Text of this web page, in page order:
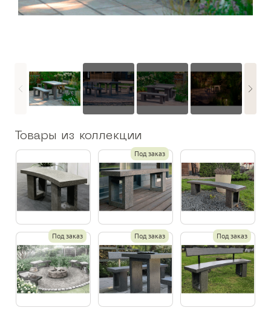
Товары из коллекции
Под заказ
Под заказ Под заказ Под заказ